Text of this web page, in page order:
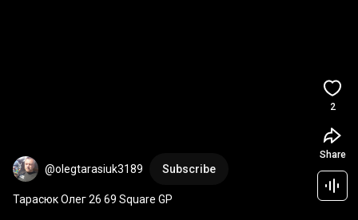
@olegtarasiuk3189 Subscribe
Тарасюк Олег 26 69 Square GP
2
Share